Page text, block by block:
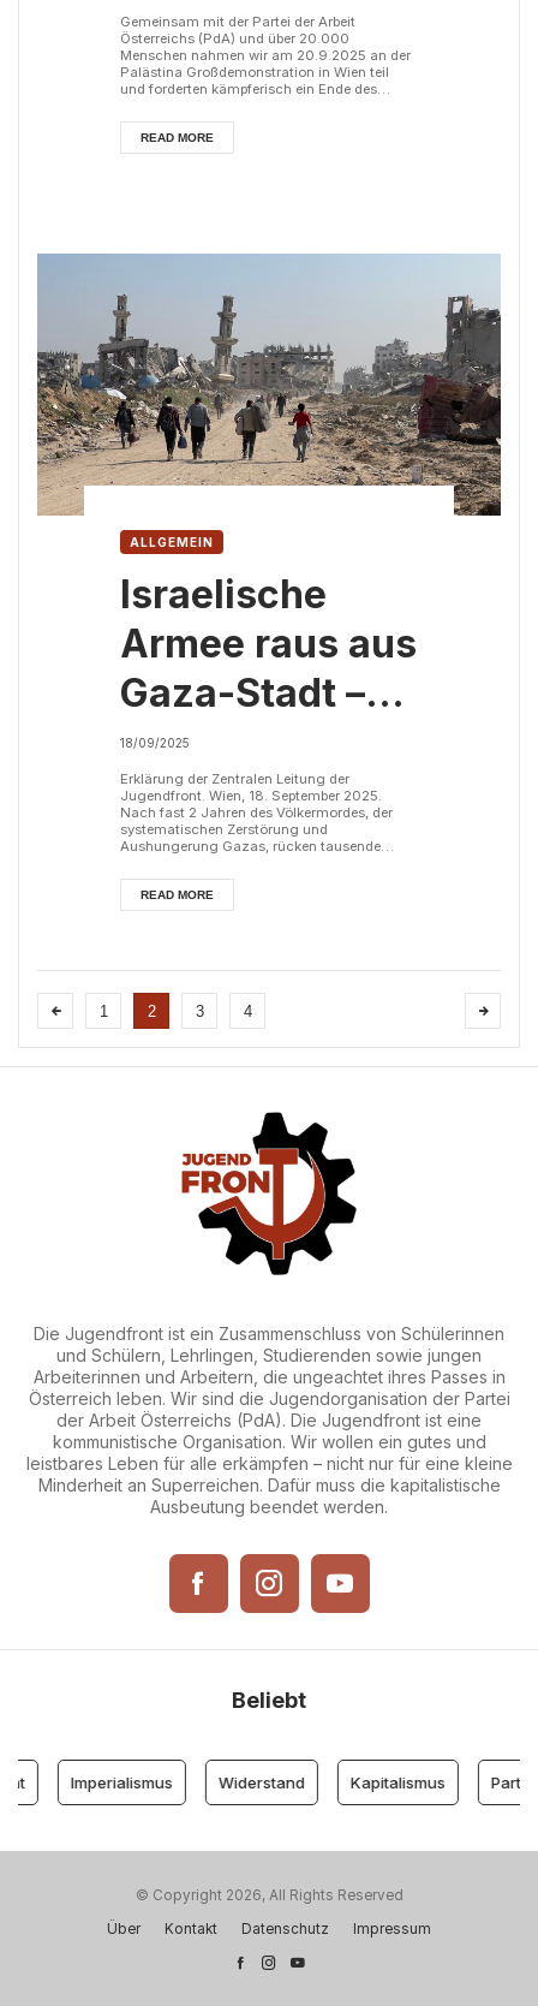
Gemeinsam mit der Partei der Arbeit
Österreichs (PdA) und über 20.000
Menschen nahmen wir am 20.9.2025 an der
Palästina Großdemonstration in Wien teil
und forderten kämpferisch ein Ende des
READ MORE
ALLGEMEIN
Israelische
Armee raus aus
Gaza-Stadt –
Bodeninvasion
stoppen
18/09/2025
Erklärung der Zentralen Leitung der
Jugendfront. Wien, 18. September 2025.
Nach fast 2 Jahren des Völkermordes, der
systematischen Zerstörung und
Aushungerung Gazas, rücken tausende
Hunderttausende Palästinenserinnen und
Palästinenser versuchen zu fliehen, während
die israelische Armee aus der Luft weiterhin
Flüchtlin...
READ MORE
1 2 3 4
Die Jugendfront ist ein Zusammenschluss von Schülerinnen
und Schülern, Lehrlingen, Studierenden sowie jungen
Arbeiterinnen und Arbeitern, die ungeachtet ihres Passes in
Österreich leben. Wir sind die Jugendorganisation der Partei
der Arbeit Österreichs (PdA). Die Jugendfront ist eine
kommunistische Organisation. Wir wollen ein gutes und
leistbares Leben für alle erkämpfen – nicht nur für eine kleine
Minderheit an Superreichen. Dafür muss die kapitalistische
Ausbeutung beendet werden.
Beliebt
Imperialismus Widerstand Kapitalismus Partei
© Copyright 2026, All Rights Reserved
Über
Kontakt Datenschutz Impressum